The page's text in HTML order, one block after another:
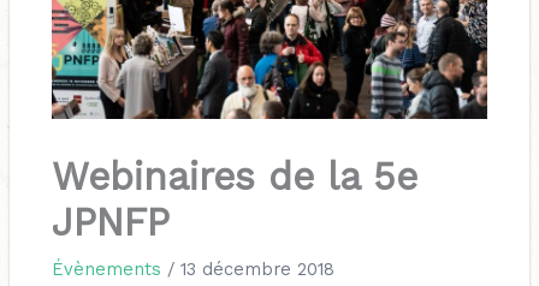
Webinaires de la 5e
JPNFP
Évènements / 13 décembre 2018